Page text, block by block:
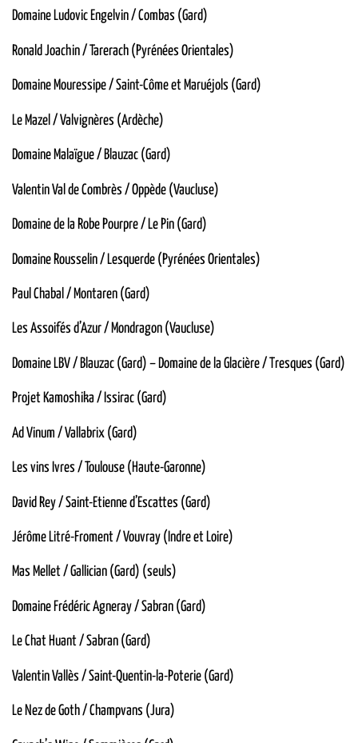
Domaine Ludovic Engelvin / Combas (Gard)
Ronald Joachin / Tarerach (Pyrénées Orientales)
Domaine Mouressipe / Saint-Côme et Maruéjols (Gard)
Le Mazel / Valvignères (Ardèche)
Domaine Malaïgue / Blauzac (Gard)
Valentin Val de Combrès / Oppède (Vaucluse)
Domaine de la Robe Pourpre / Le Pin (Gard)
Domaine Rousselin / Lesquerde (Pyrénées Orientales)
Paul Chabal / Montaren (Gard)
Les Assoifés d’Azur / Mondragon (Vaucluse)
Domaine LBV / Blauzac (Gard) – Domaine de la Glacière / Tresques (Gard)
Projet Kamoshika / Issirac (Gard)
Ad Vinum / Vallabrix (Gard)
Les vins Ivres / Toulouse (Haute-Garonne)
David Rey / Saint-Etienne d’Escattes (Gard)
Jérôme Litré-Froment / Vouvray (Indre et Loire)
Mas Mellet / Gallician (Gard) (seuls)
Domaine Frédéric Agneray / Sabran (Gard)
Le Chat Huant / Sabran (Gard)
Valentin Vallès / Saint-Quentin-la-Poterie (Gard)
Le Nez de Goth / Champvans (Jura)